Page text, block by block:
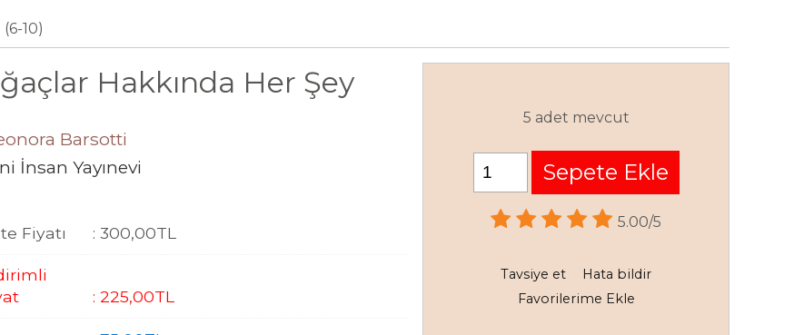
10)
Hakkında Her Şey
Barsotti
İnsan Yayınevi
Fiyatı : 300,00TL
: 225,00TL
5 adet mevcut
Sepete Ekle
5.00/5
Tavsiye et
Hata bildir
Favorilerime Ekle